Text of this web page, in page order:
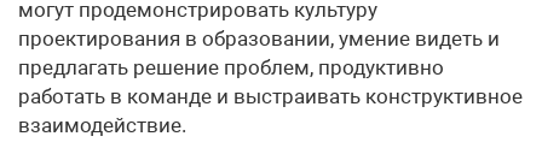
могут продемонстрировать культуру
проектирования в образовании, умение видеть и
предлагать решение проблем, продуктивно
работать в команде и выстраивать конструктивное
взаимодействие.